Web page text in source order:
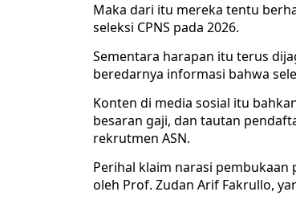
Maka dari itu mereka tentu
seleksi CPNS pada 2026.
Sementara harapan itu terus
beredarnya informasi bahwa
Konten di media sosial itu
besaran gaji, dan tautan
rekrutmen ASN.
Perihal klaim narasi pembukaan
oleh Prof. Zudan Arif Fakrullo,